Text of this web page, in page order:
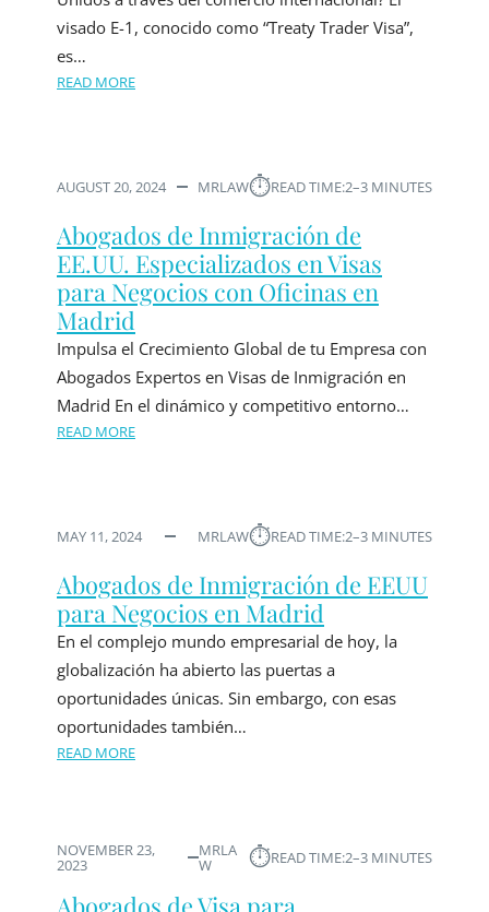
visado E-1, conocido como “Treaty Trader Visa”,
es…
READ MORE
AUGUST 20, 2024 MRLAW⏱︎READ TIME:2–3 MINUTES
Abogados de Inmigración de
EE.UU. Especializados en Visas
para Negocios con Oficinas en
Madrid
Impulsa el Crecimiento Global de tu Empresa con
Abogados Expertos en Visas de Inmigración en
Madrid En el dinámico y competitivo entorno…
READ MORE
MAY 11, 2024 MRLAW⏱︎READ TIME:2–3 MINUTES
Abogados de Inmigración de EEUU
para Negocios en Madrid
En el complejo mundo empresarial de hoy, la
globalización ha abierto las puertas a
oportunidades únicas. Sin embargo, con esas
oportunidades también…
READ MORE
NOVEMBER 23,
2023
MRLA
W ⏱︎READ TIME:2–3 MINUTES